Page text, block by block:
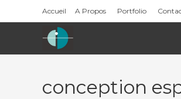
to
Accueil A Propos Portfolio
conception